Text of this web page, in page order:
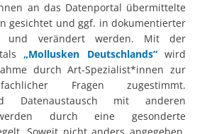
an das Datenportal übermittelte
gesichtet und ggf. in dokumentierter
und verändert werden. Mit der
„Mollusken Deutschlands“wird
durch Art-Spezialist*innen zur
Fragen zugestimmt.
Datenaustausch mit anderen
durch eine gesonderte